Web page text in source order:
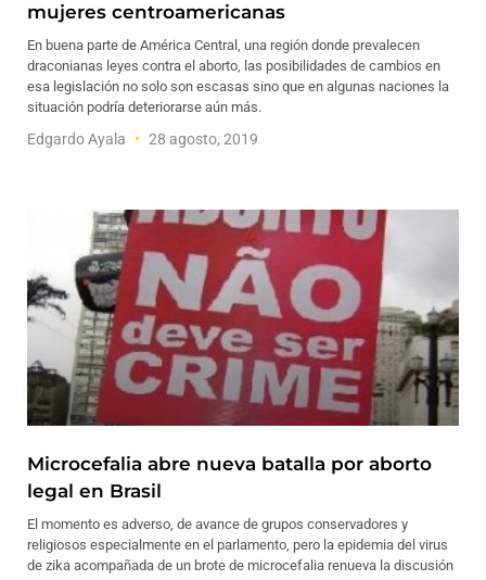
mujeres centroamericanas
En buena parte de América Central, una región donde prevalecen
draconianas leyes contra el aborto, las posibilidades de cambios en
esa legislación no solo son escasas sino que en algunas naciones la
situación podría deteriorarse aún más.
Edgardo Ayala 28 agosto, 2019
Microcefalia abre nueva batalla por aborto
legal en Brasil
El momento es adverso, de avance de grupos conservadores y
religiosos especialmente en el parlamento, pero la epidemia del virus
de zika acompañada de un brote de microcefalia renueva la discusión